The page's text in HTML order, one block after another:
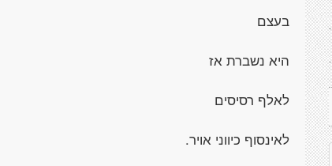
בעצם
היא נשברת אז
לאלף רסיסים
לאינסוף כיווני אויר.